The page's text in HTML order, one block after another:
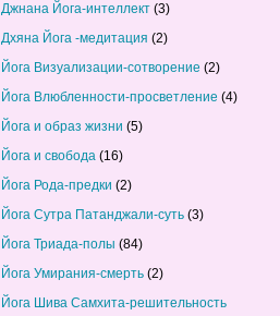
Джнана Йога-интеллект (3)
Дхяна Йога -медитация (2)
Йога Визуализации-сотворение (2)
Йога Влюбленности-просветление (4)
Йога и образ жизни (5)
Йога и свобода (16)
Йога Рода-предки (2)
Йога Сутра Патанджали-суть (3)
Йога Триада-полы (84)
Йога Умирания-смерть (2)
Йога Шива Самхита-решительность